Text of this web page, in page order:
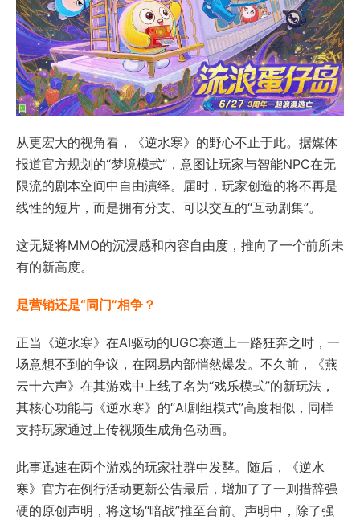
从更宏大的视角看，《逆水寒》的野心不止于此。据媒体
报道官方规划的“梦境模式”，意图让玩家与智能NPC在无
限流的剧本空间中自由演绎。届时，玩家创造的将不再是
线性的短片，而是拥有分支、可以交互的“互动剧集”。
这无疑将MMO的沉浸感和内容自由度，推向了一个前所未
有的新高度。
是营销还是“同门”相争？
正当《逆水寒》在AI驱动的UGC赛道上一路狂奔之时，一
场意想不到的争议，在网易内部悄然爆发。不久前，《燕
云十六声》在其游戏中上线了名为“戏乐模式”的新玩法，
其核心功能与《逆水寒》的“AI剧组模式”高度相似，同样
支持玩家通过上传视频生成角色动画。
此事迅速在两个游戏的玩家社群中发酵。随后，《逆水
寒》官方在例行活动更新公告最后，增加了了一则措辞强
硬的原创声明，将这场“暗战”推至台前。声明中，除了强